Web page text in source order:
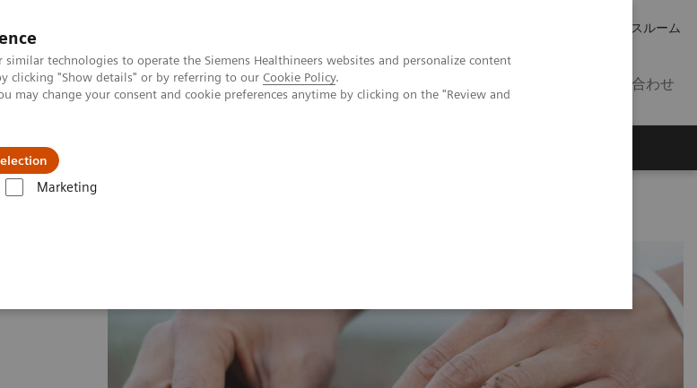
technologies to operate the Siemens Healthineers websites and personalize content
clicking "Show details" or by referring to our Cookie Policy.
may change your consent and cookie preferences anytime by clicking on the "Review and
Marketing
プレスルーム
お問い合わせ